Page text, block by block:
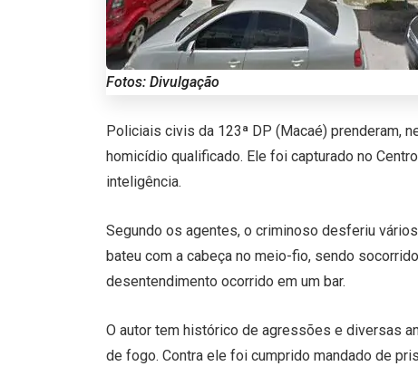
Fotos: Divulgação
Policiais civis da 123ª DP (Macaé) prenderam,
homicídio qualificado. Ele foi capturado no
inteligência.
Segundo os agentes, o criminoso desferiu
bateu com a cabeça no meio-fio, sendo
desentendimento ocorrido em um bar.
O autor tem histórico de agressões e diversas
de fogo. Contra ele foi cumprido mandado de